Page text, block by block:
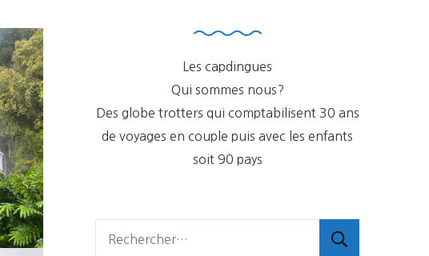
Les capdingues
Qui sommes nous?
Des globe trotters qui comptabilisent 30 ans
de voyages en couple puis avec les enfants
soit 90 pays